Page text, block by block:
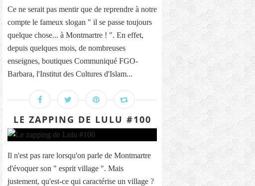
Ce ne serait pas mentir que de reprendre à notre
compte le fameux slogan " il se passe toujours
quelque chose... à Montmartre ! ". En effet,
depuis quelques mois, de nombreuses
enseignes, boutiques Communiqué FGO-
Barbara, l'Institut des Cultures d'Islam...
LE ZAPPING DE LULU #100
Il n'est pas rare lorsqu'on parle de Montmartre
d'évoquer son " esprit village ". Mais
justement, qu'est-ce qui caractérise un village ?